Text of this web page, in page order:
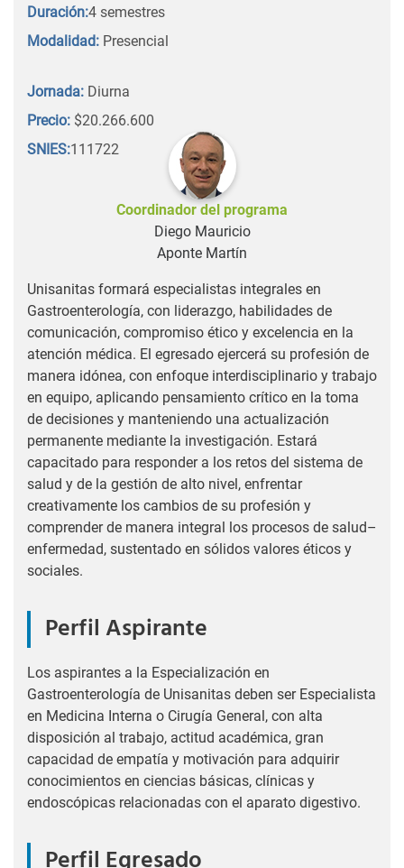
Duración:4 semestres
Modalidad: Presencial
Jornada: Diurna
Precio: $20.266.600
SNIES:111722
Coordinador del programa
Diego Mauricio
Aponte Martín
Unisanitas formará especialistas integrales en
Gastroenterología, con liderazgo, habilidades de
comunicación, compromiso ético y excelencia en la
atención médica. El egresado ejercerá su profesión de
manera idónea, con enfoque interdisciplinario y trabajo
en equipo, aplicando pensamiento crítico en la toma
de decisiones y manteniendo una actualización
permanente mediante la investigación. Estará
capacitado para responder a los retos del sistema de
salud y de la gestión de alto nivel, enfrentar
creativamente los cambios de su profesión y
comprender de manera integral los procesos de salud–
enfermedad, sustentado en sólidos valores éticos y
sociales.
Perfil Aspirante
Los aspirantes a la Especialización en
Gastroenterología de Unisanitas deben ser Especialista
en Medicina Interna o Cirugía General, con alta
disposición al trabajo, actitud académica, gran
capacidad de empatía y motivación para adquirir
conocimientos en ciencias básicas, clínicas y
endoscópicas relacionadas con el aparato digestivo.